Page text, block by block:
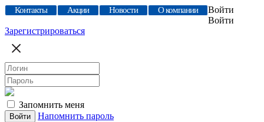
Контакты Акции Новости О компании
Войти
Войти
Зарегистрироваться
Запомнить меня
Напомнить пароль